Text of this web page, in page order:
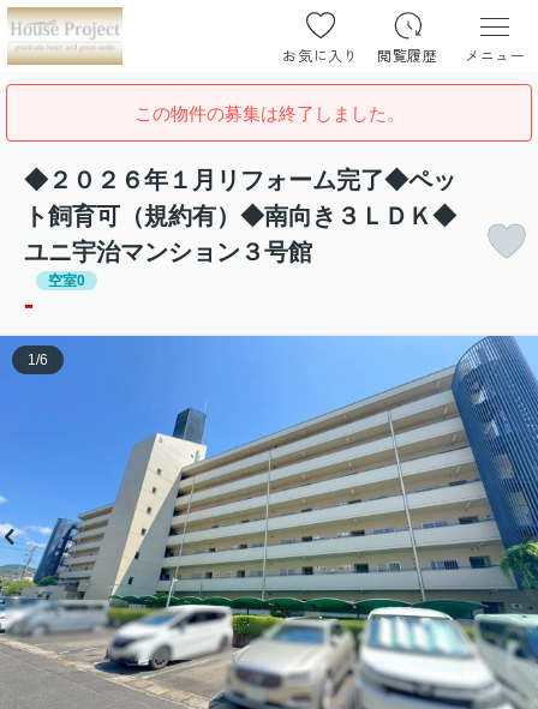
お気に入り 閲覧履歴 メニュー
この物件の募集は終了しました。
◆２０２６年１月リフォーム完了◆ペッ
ト飼育可（規約有）◆南向き３ＬＤＫ◆
ユニ宇治マンション３号館
空室0
-
1 /6